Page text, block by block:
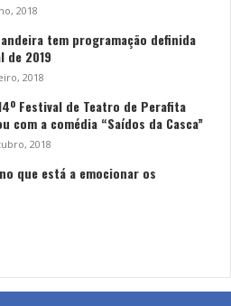
2018
tem programação definida
de 2019
2018
Festival de Teatro de Perafita
com a comédia “Saídos da Casca”
2018
que está a emocionar os